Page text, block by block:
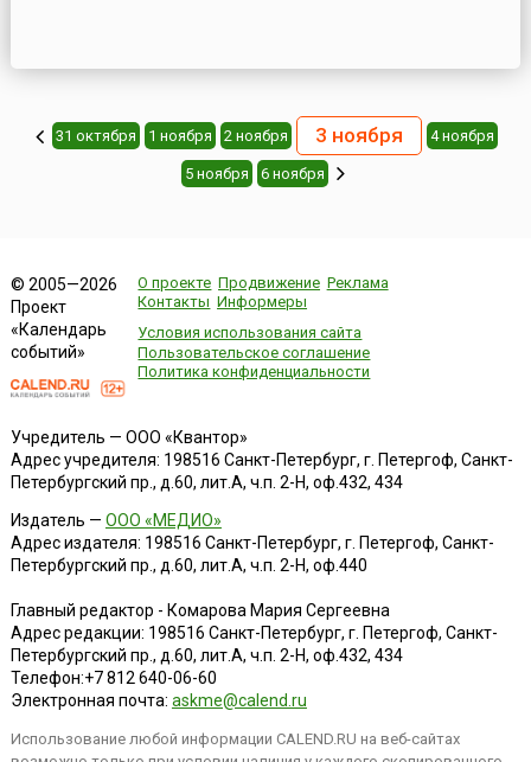
31 октября 1 ноября 2 ноября 3 ноября 4 ноября
5 ноября 6 ноября
© 2005—2026
Проект
«Календарь
событий»
О проекте Продвижение Реклама
Контакты Информеры
Условия использования сайта
Пользовательское соглашение
Политика конфиденциальности
Учредитель — ООО «Квантор»
Адрес учредителя: 198516 Санкт-Петербург, г. Петергоф, Санкт-
Петербургский пр., д.60, лит.А, ч.п. 2-Н, оф.432, 434
Издатель — ООО «МЕДИО»
Адрес издателя: 198516 Санкт-Петербург, г. Петергоф, Санкт-
Петербургский пр., д.60, лит.А, ч.п. 2-Н, оф.440
Главный редактор - Комарова Мария Сергеевна
Адрес редакции: 198516 Санкт-Петербург, г. Петергоф, Санкт-
Петербургский пр., д.60, лит.А, ч.п. 2-Н, оф.432, 434
Телефон:+7 812 640-06-60
Электронная почта: askme@calend.ru
Использование любой информации CALEND.RU на веб-сайтах